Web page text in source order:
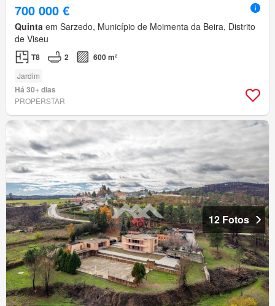
700 000 €
Quinta em Sarzedo, Município de Moimenta da Beira, Distrito
de Viseu
T8 2 600 m²
Jardim
Há 30+ dias
PROPERSTAR
12 Fotos